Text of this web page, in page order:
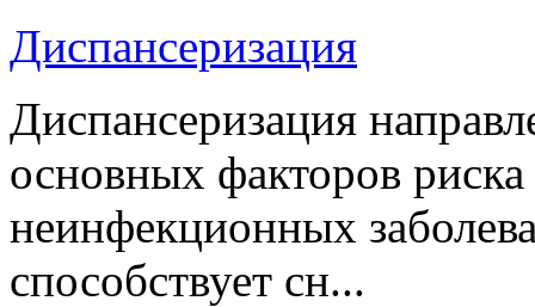
Диспансеризация
Диспансеризация
основных факторов
неинфекционных
способствует сн...